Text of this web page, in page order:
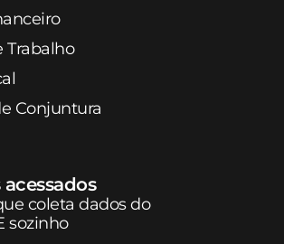
Trabalho
Conjuntura
coleta dados do
sozinho